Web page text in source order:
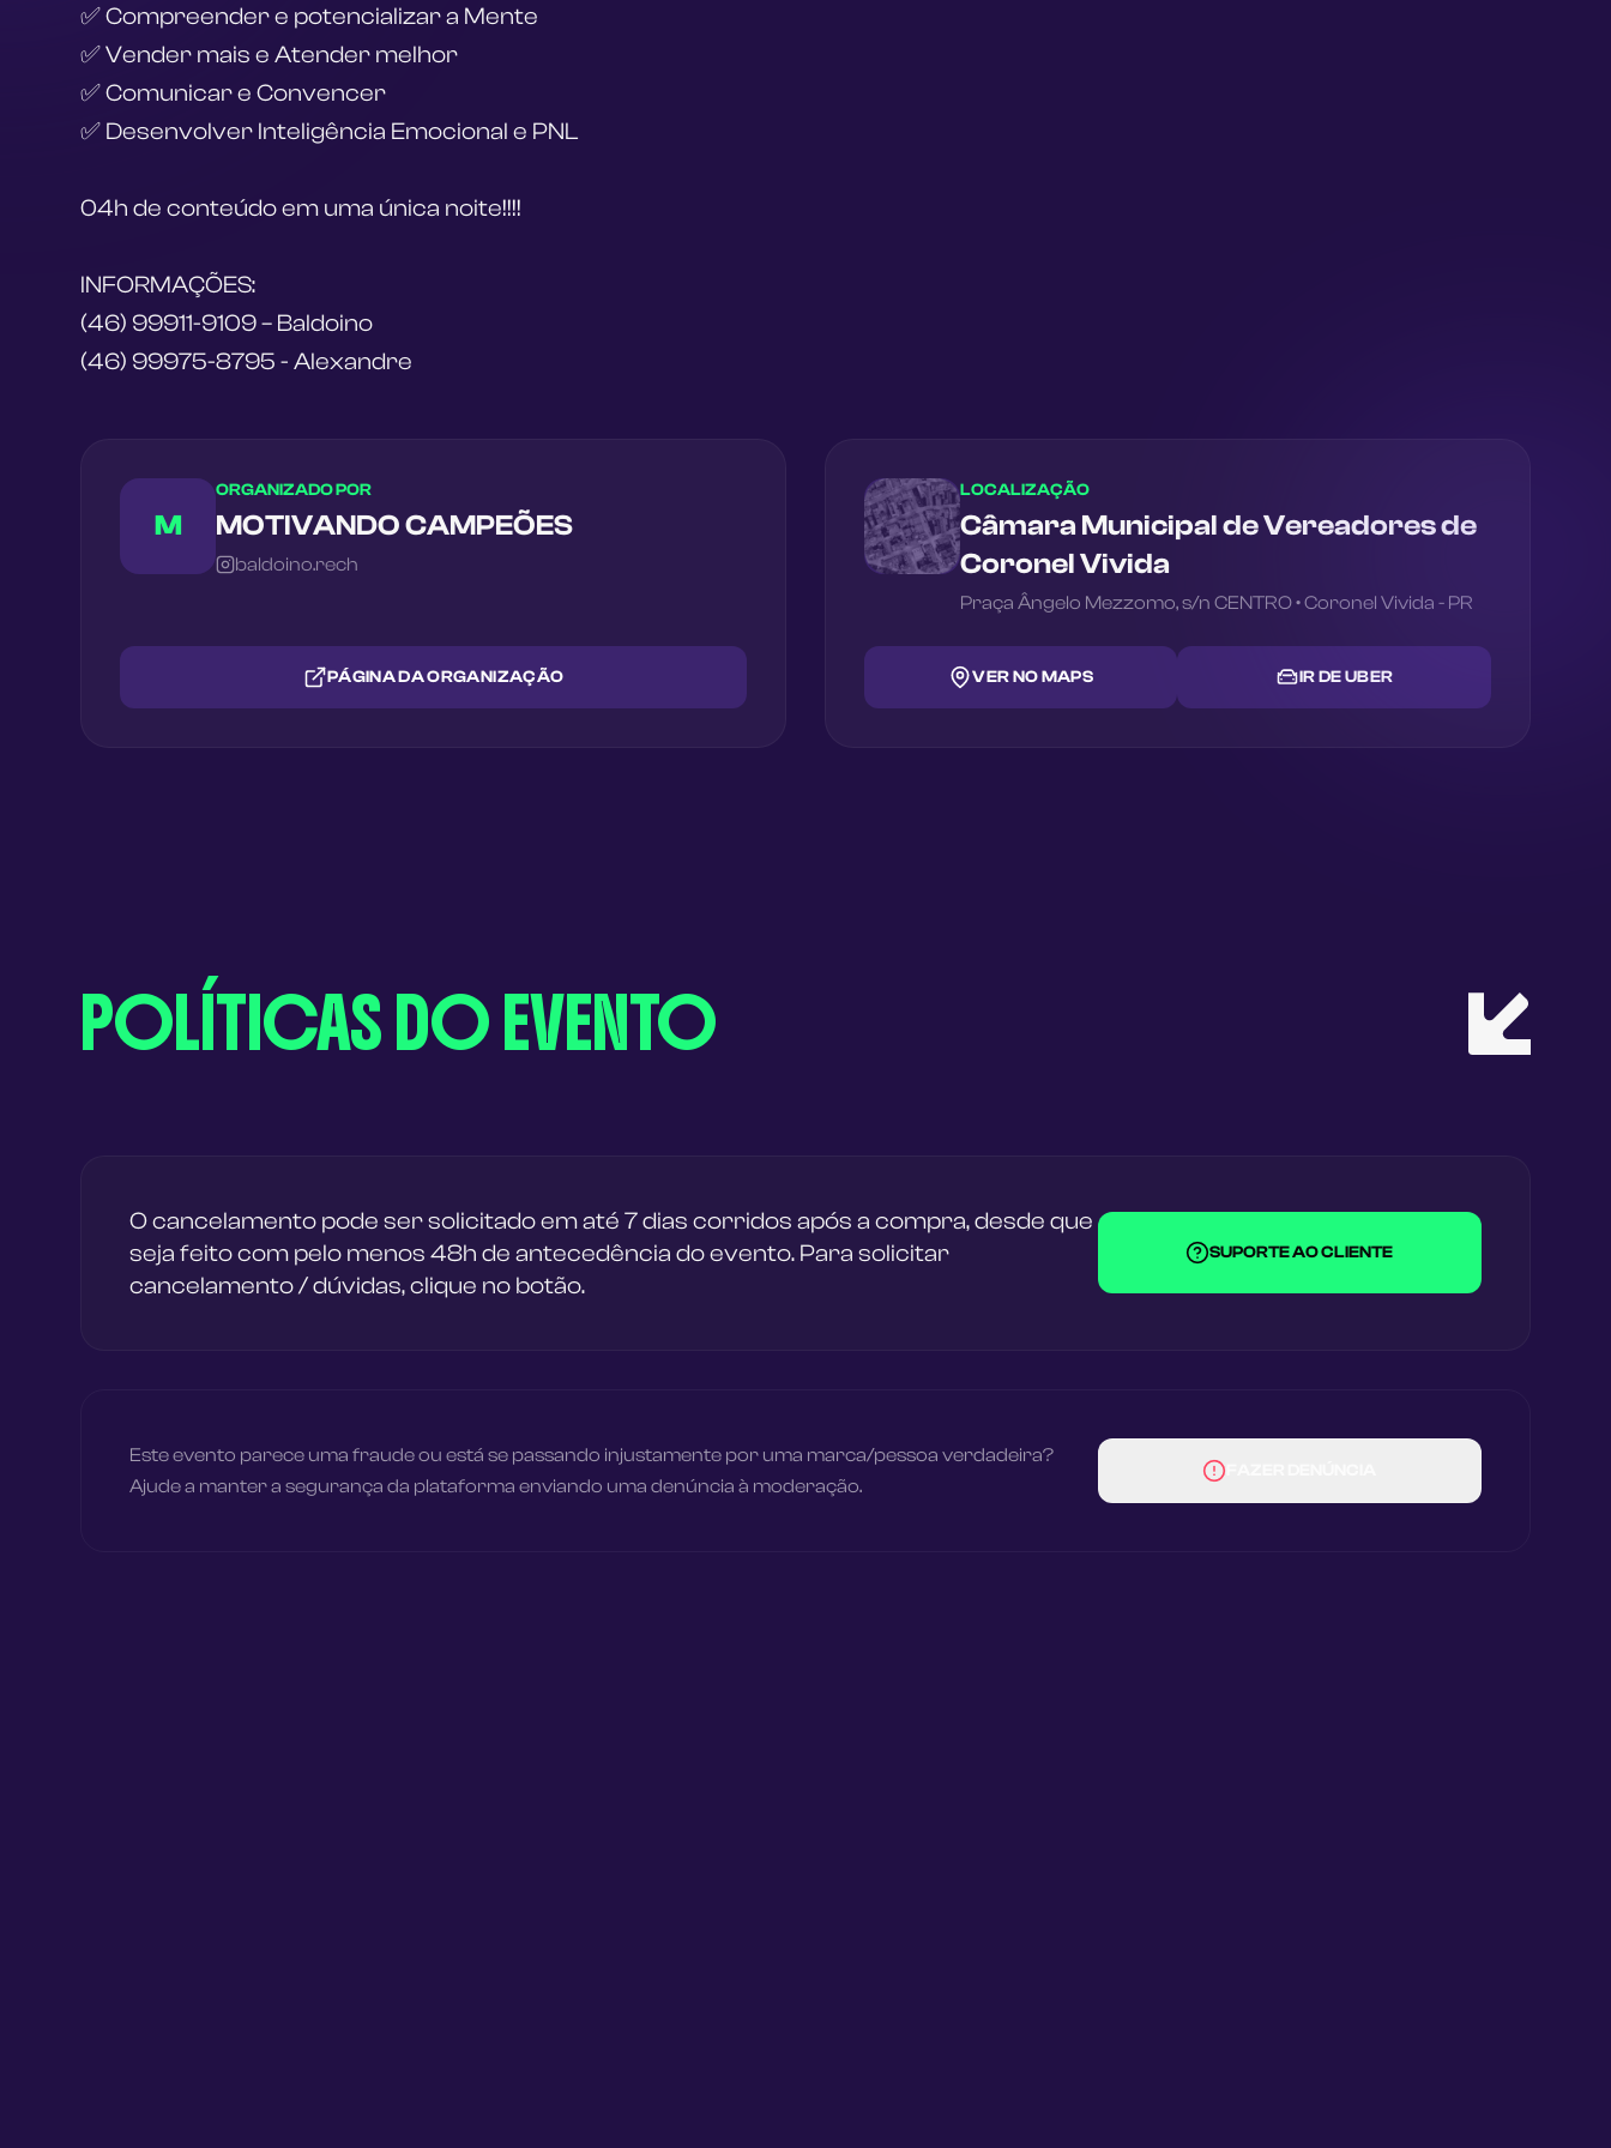
✅ Compreender e potencializar a Mente
✅ Vender mais e Atender melhor
✅ Comunicar e Convencer
✅ Desenvolver Inteligência Emocional e PNL
04h de conteúdo em uma única noite!!!!
INFORMAÇÕES:
(46) 99911-9109 – Baldoino
(46) 99975-8795 - Alexandre
LOCALIZAÇÃO
Câmara Municipal de Vereadores de
Coronel Vivida
Praça Ângelo Mezzomo,s/n CENTRO•Coronel Vivida - PR
VER NO MAPS IR DE UBER
M
ORGANIZADO POR
MOTIVANDO CAMPEÕES
baldoino.rech
PÁGINA DA ORGANIZAÇÃO
POLÍTICAS DO EVENTO
O cancelamento pode ser solicitado em até 7 dias corridos após a compra, desde que
seja feito com pelo menos 48h de antecedência do evento. Para solicitar
cancelamento / dúvidas, clique no botão.
SUPORTE AO CLIENTE
Este evento parece uma fraude ou está se passando injustamente por uma marca/pessoa verdadeira?
Ajude a manter a segurança da plataforma enviando uma denúncia à moderação.